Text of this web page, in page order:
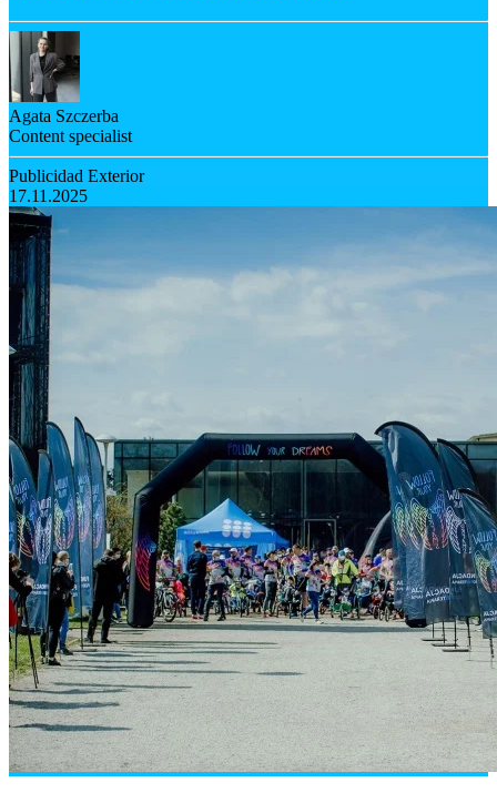
Agata Szczerba
Content specialist
Publicidad Exterior
17.11.2025